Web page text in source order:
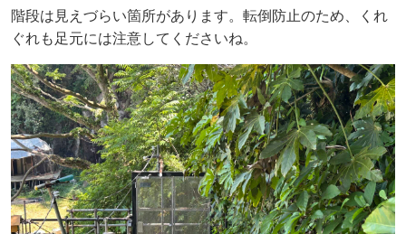
階段は見えづらい箇所があります。転倒防止のため、くれ
ぐれも足元には注意してくださいね。